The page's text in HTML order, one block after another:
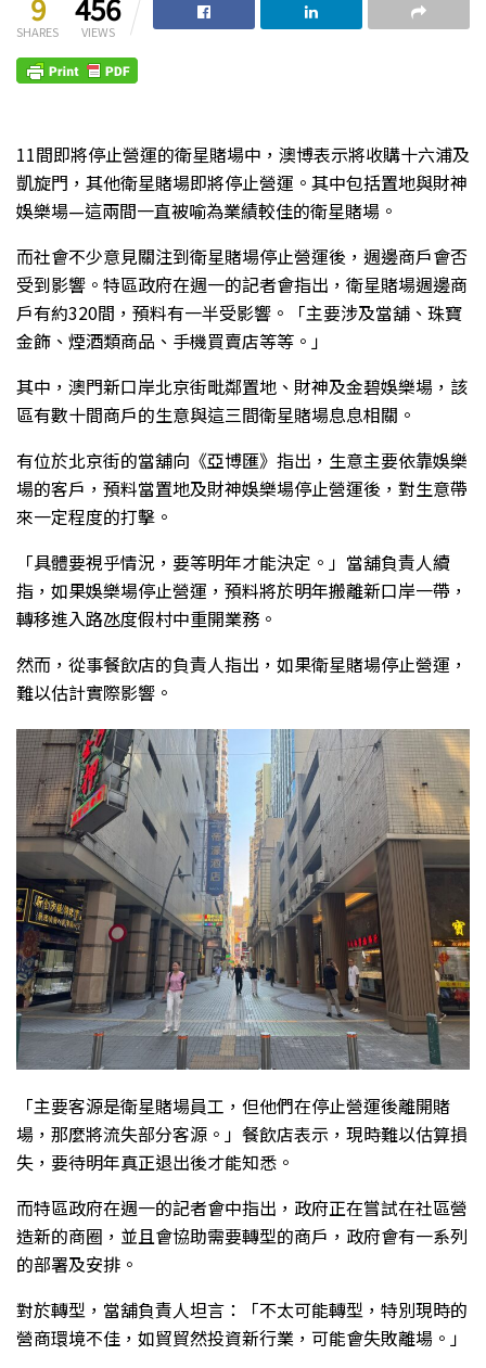
9
SHARES
456
VIEWS
11間即將停止營運的衛星賭場中，澳博表示將收購十六浦及
凱旋門，其他衛星賭場即將停止營運。其中包括置地與財神
娛樂場—這兩間一直被喻為業績較佳的衛星賭場。
而社會不少意見關注到衛星賭場停止營運後，週邊商戶會否
受到影響。特區政府在週一的記者會指出，衛星賭場週邊商
戶有約320間，預料有一半受影響。「主要涉及當舖、珠寶
金飾、煙酒類商品、手機買賣店等等。」
其中，澳門新口岸北京街毗鄰置地、財神及金碧娛樂場，該
區有數十間商戶的生意與這三間衛星賭場息息相關。
有位於北京街的當舖向《亞博匯》指出，生意主要依靠娛樂
場的客戶，預料當置地及財神娛樂場停止營運後，對生意帶
來一定程度的打擊。
「具體要視乎情況，要等明年才能決定。」當舖負責人續
指，如果娛樂場停止營運，預料將於明年搬離新口岸一帶，
轉移進入路氹度假村中重開業務。
然而，從事餐飲店的負責人指出，如果衛星賭場停止營運，
難以估計實際影響。
「主要客源是衛星賭場員工，但他們在停止營運後離開賭
場，那麼將流失部分客源。」餐飲店表示，現時難以估算損
失，要待明年真正退出後才能知悉。
而特區政府在週一的記者會中指出，政府正在嘗試在社區營
造新的商圈，並且會協助需要轉型的商戶，政府會有一系列
的部署及安排。
對於轉型，當舖負責人坦言：「不太可能轉型，特別現時的
營商環境不佳，如貿貿然投資新行業，可能會失敗離場。」